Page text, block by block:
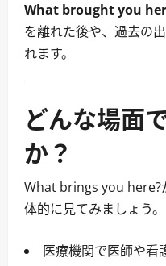
What brought you
を離れた後や、過去の
れます。
どんな場面
か？
What brings you here?
体的に見てみましょう。
医療機関で医師や看